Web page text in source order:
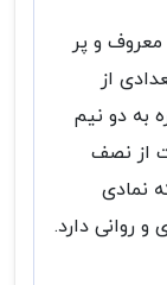
معروف و پر
از
به دو نیم
از نصف
نمادی
روانی دارد.